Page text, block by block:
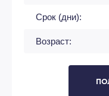
Срок (дни):
Возраст: